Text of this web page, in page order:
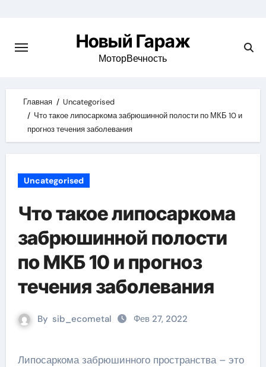
content
Новый Гараж
МоторВечность
Главная
Uncategorised
Что такое липосаркома забрюшинной полости по МКБ 10 и
прогноз течения заболевания
Uncategorised
Что такое липосаркома
забрюшинной полости
по МКБ 10 и прогноз
течения заболевания
By sib_ecometal Фев 27, 2022
Липосаркома забрюшинного пространства – это